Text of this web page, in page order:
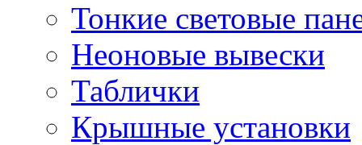
Тонкие световые
Неоновые вывески
Таблички
Крышные установки